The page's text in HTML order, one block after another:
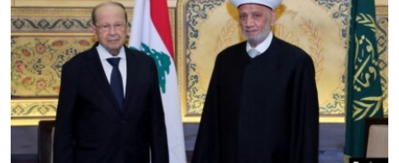
فرهنگ و زندگی
حقوق شهروندی
اقتصادی
علم و فناوری
اسرائیل در جنگ
مستندها
انتخابات ریاست جمهوری آمریکا ۲۰۲۴
حمله جمهوری اسلامی به اسرائیل
رمز مهسا
ورزش زنان در ایران
دنبال کنید
زبانهای مختلف